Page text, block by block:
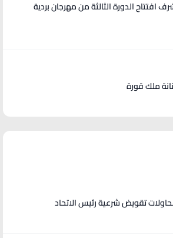
الدورة الثالثة من مهرجان بردية
ملك قورة
تقويض شرعية رئيس الاتحاد